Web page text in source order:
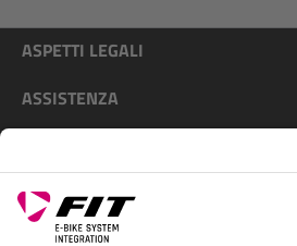
ASPETTI LEGALI
ASSISTENZA